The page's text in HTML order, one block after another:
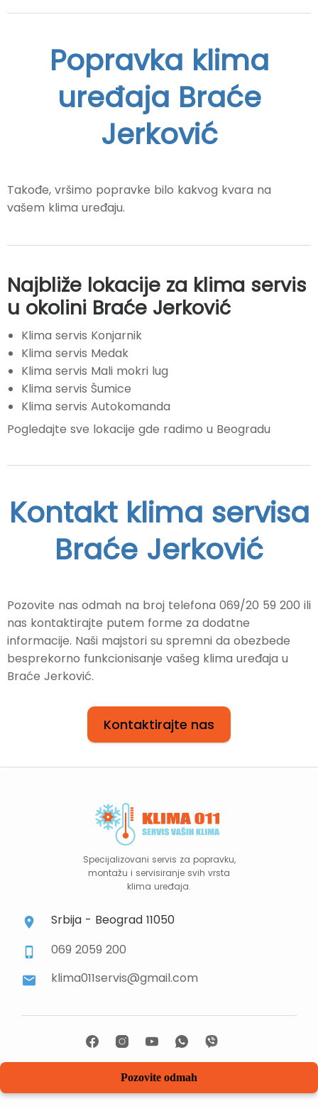
Pozovite odmah
Popravka klima
uređaja Braće
Jerković
Takođe, vršimo popravke bilo kakvog kvara na
vašem klima uređaju.
Najbliže lokacije za klima servis
u okolini Braće Jerković
Klima servis Konjarnik
Klima servis Medak
Klima servis Mali mokri lug
Klima servis Šumice
Klima servis Autokomanda
Pogledajte sve lokacije gde radimo u Beogradu
Kontakt klima servisa
Braće Jerković
Pozovite nas odmah na broj telefona 069/20 59 200 ili
nas kontaktirajte putem forme za dodatne
informacije. Naši majstori su spremni da obezbede
besprekorno funkcionisanje vašeg klima uređaja u
Braće Jerković.
Kontaktirajte nas
Specijalizovani servis za popravku,
montažu i servisiranje svih vrsta
klima uređaja.
Srbija - Beograd 11050
069 2059 200
klima011servis@gmail.com
Copyright © 2026 Klima 011. All rights reserved.